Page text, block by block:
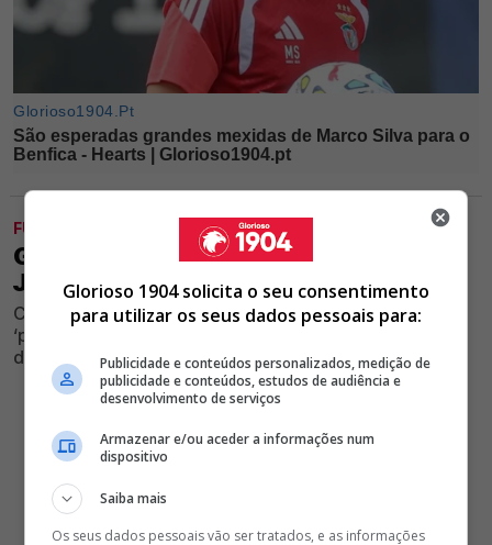
FUTEBOL
GONÇALO MONTEIRO ELEGE
JOGADOR-DECEÇÃO DO BENFICA
Comentador classifica atuação das águias como
‘paupérrima’ e fez críticas a jogador após a derrota
diante do St. Gallen na Liga Europa
Glorioso 1904 solicita o seu consentimento
para utilizar os seus dados pessoais para:
Publicidade e conteúdos personalizados, medição de
publicidade e conteúdos, estudos de audiência e
desenvolvimento de serviços
Armazenar e/ou aceder a informações num
dispositivo
Saiba mais
Os seus dados pessoais vão ser tratados, e as informações